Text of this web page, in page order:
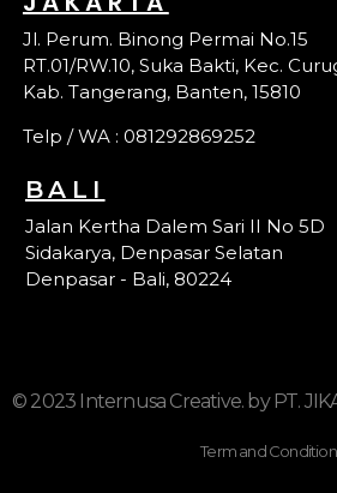
Jl. Perum. Binong Permai No.15
RT.01/RW.10, Suka Bakti, Kec.
Kab. Tangerang, Banten, 15810
Telp / WA : 081292869252
BALI
Jalan Kertha Dalem Sari II No 5D
Sidakarya, Denpasar Selatan
Denpasar - Bali, 80224
© 2023 Internusa Creative. by PT.
Term and Condition